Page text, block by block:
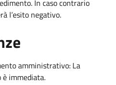
In caso contrario
l’esito negativo.
amministrativo: La
è immediata.